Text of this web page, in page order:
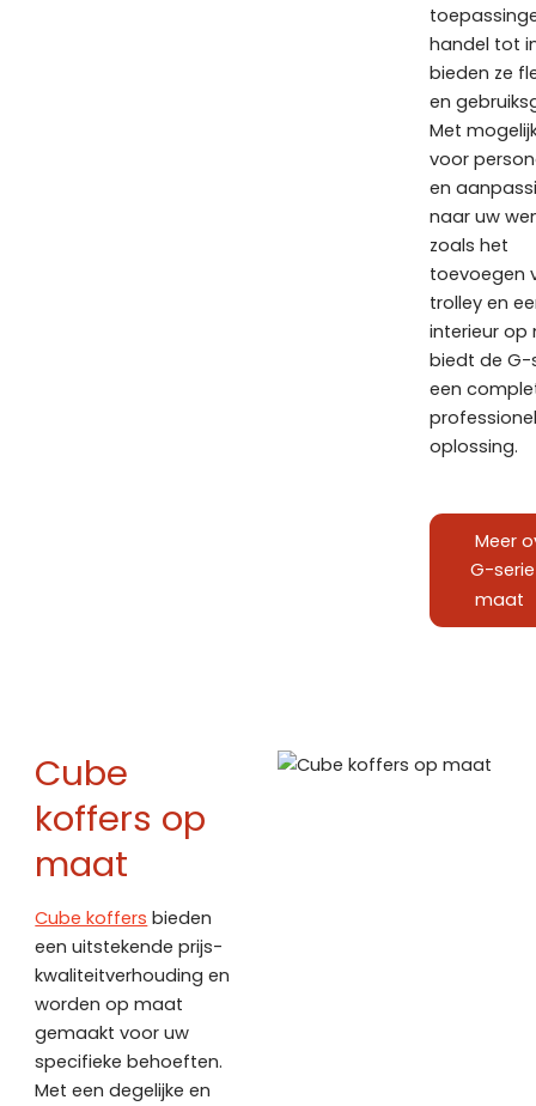
handel tot
bieden ze
en
Met
voor
en
naar uw
zoals het
toevoegen
trolley en
interieur op
biedt de G-
een
oplossing.
Meer
G-
maat
Cube
koffers op
maat
Cube koffers bieden
een uitstekende prijs-
kwaliteitverhouding en
worden op maat
gemaakt voor uw
specifieke behoeften.
Met een degelijke en